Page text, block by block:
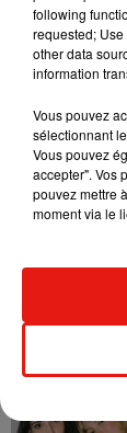
following
requested;
other data
information
Vous pouvez
sélectionnant
Vous pouvez
accepter". Vos
pouvez mettre
moment via le